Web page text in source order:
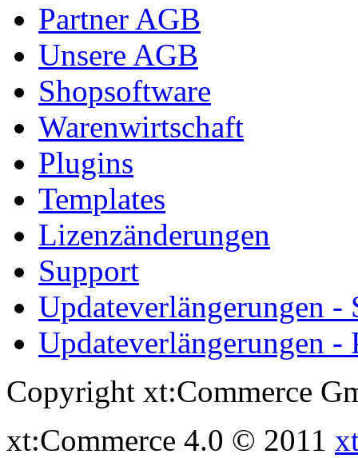
Partner AGB
Unsere AGB
Shopsoftware
Warenwirtschaft
Plugins
Templates
Lizenzänderungen
Support
Updateverlängerungen -
Updateverlängerungen -
Copyright xt:Commerce
xt:Commerce 4.0 © 2011